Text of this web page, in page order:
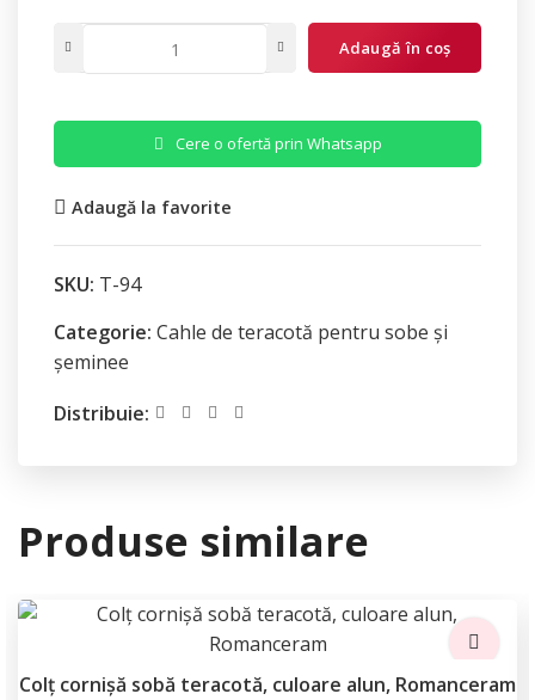
Adaugă în coș
Cere o ofertă prin Whatsapp
Adaugă la favorite
SKU: T-94
Categorie: Cahle de teracotă pentru sobe și
șeminee
Distribuie:
Produse similare
Colț cornișă sobă teracotă, culoare alun, Romanceram